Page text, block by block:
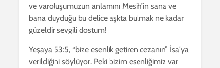
ve varoluşumuzun anlamını Mesih’in sana ve
bana duyduğu bu delice aşkta bulmak ne kadar
güzeldir sevgili dostum!
Yeşaya 53:5, “bize esenlik getiren cezanın” İsa'ya
verildiğini söylüyor. Peki bizim esenliğimiz var